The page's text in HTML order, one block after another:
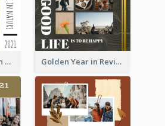
Nature Life Year in Review Photo Book Golden Year in Review Photo Book